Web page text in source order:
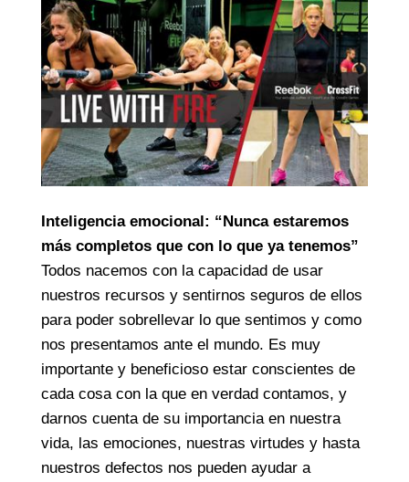
Inteligencia emocional: “Nunca estaremos
más completos que con lo que ya tenemos”
Todos nacemos con la capacidad de usar
nuestros recursos y sentirnos seguros de ellos
para poder sobrellevar lo que sentimos y como
nos presentamos ante el mundo. Es muy
importante y beneficioso estar conscientes de
cada cosa con la que en verdad contamos, y
darnos cuenta de su importancia en nuestra
vida, las emociones, nuestras virtudes y hasta
nuestros defectos nos pueden ayudar a